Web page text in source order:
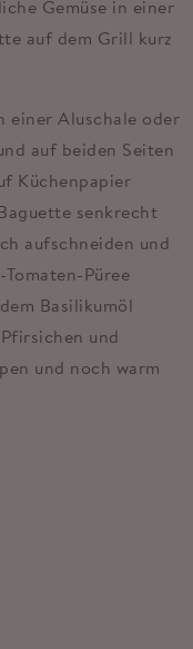
Gemüse in einer
auf dem Grill kurz
einer Aluschale oder
auf beiden Seiten
Küchenpapier
senkrecht
aufschneiden und
Püree
Basilikumöl
und
und noch warm